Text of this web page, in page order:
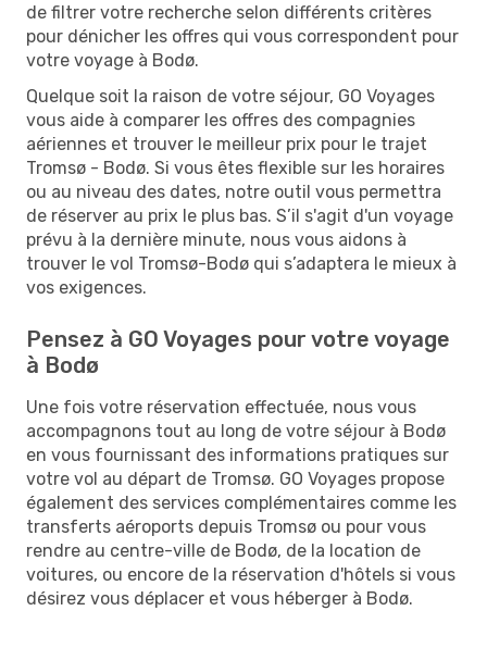
de filtrer votre recherche selon différents critères
pour dénicher les offres qui vous correspondent pour
votre voyage à Bodø.
Quelque soit la raison de votre séjour, GO Voyages
vous aide à comparer les offres des compagnies
aériennes et trouver le meilleur prix pour le trajet
Tromsø - Bodø. Si vous êtes flexible sur les horaires
ou au niveau des dates, notre outil vous permettra
de réserver au prix le plus bas. S’il s'agit d'un voyage
prévu à la dernière minute, nous vous aidons à
trouver le vol Tromsø-Bodø qui s’adaptera le mieux à
vos exigences.
Pensez à GO Voyages pour votre voyage
à Bodø
Une fois votre réservation effectuée, nous vous
accompagnons tout au long de votre séjour à Bodø
en vous fournissant des informations pratiques sur
votre vol au départ de Tromsø. GO Voyages propose
également des services complémentaires comme les
transferts aéroports depuis Tromsø ou pour vous
rendre au centre-ville de Bodø, de la location de
voitures, ou encore de la réservation d'hôtels si vous
désirez vous déplacer et vous héberger à Bodø.